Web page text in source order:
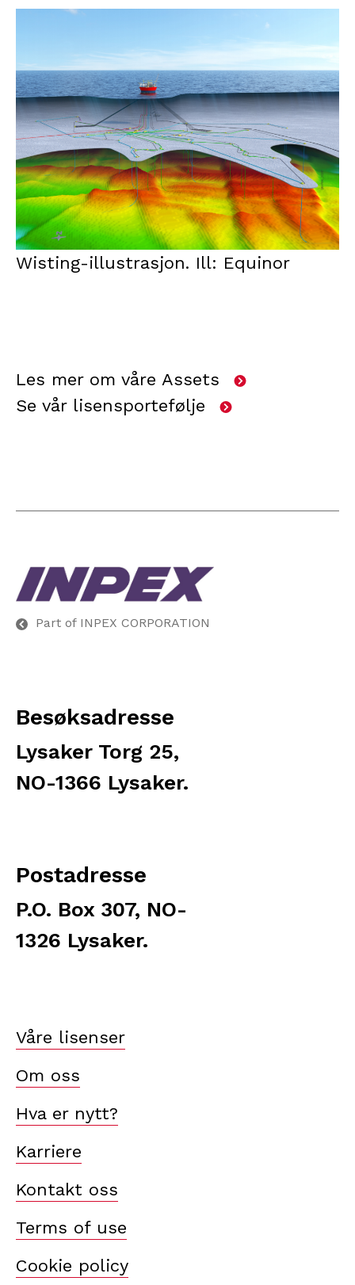
Wisting-illustrasjon. Ill: Equinor
Les mer om våre Assets
Se vår lisensportefølje
Part of INPEX CORPORATION
Besøksadresse
Lysaker Torg 25,
NO-1366 Lysaker.
Postadresse
P.O. Box 307, NO-
1326 Lysaker.
Våre lisenser
Om oss
Hva er nytt?
Karriere
Kontakt oss
Terms of use
Cookie policy